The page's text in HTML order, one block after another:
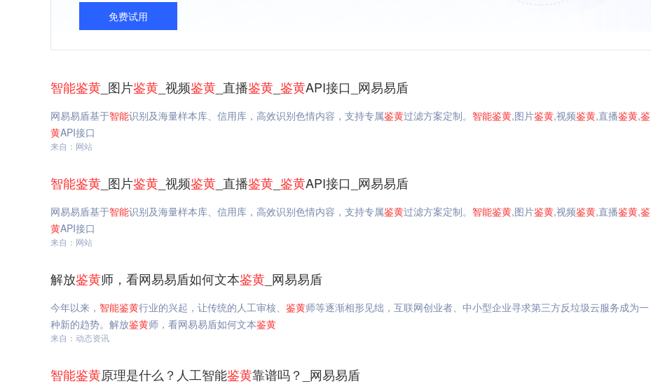
免费试用
智能鉴黄 _图片鉴黄 _视频鉴黄 _直播鉴黄 鉴黄API接口_网易易盾
网易易盾基于智能识别及海量样本库、信用库，高效识别色情内容，支持专属鉴黄过滤方案定制。 智能鉴黄,图片鉴黄,视频鉴黄,直播鉴黄,鉴
黄API接口
来自：网站
智能鉴黄 _图片鉴黄 _视频鉴黄 _直播鉴黄 鉴黄API接口_网易易盾
网易易盾基于智能识别及海量样本库、信用库，高效识别色情内容，支持专属鉴黄过滤方案定制。 智能鉴黄,图片鉴黄,视频鉴黄,直播鉴黄,鉴
黄API接口
来自：网站
解放鉴黄师，看网易易盾如何文本鉴黄 _网易易盾
今年以来， 智能鉴黄行业的兴起，让传统的人工审核、 鉴黄师等逐渐相形见绌，互联网创业者、中小型企业寻求第三方反垃圾云服务成为一
种新的趋势。解放鉴黄师，看网易易盾如何文本鉴黄
来自：动态资讯
智能鉴黄原理是什么？人工智能鉴黄靠谱吗？_网易易盾